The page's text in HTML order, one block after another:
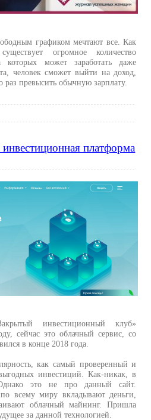
графиком мечтают все. Как
огромное количество
может заработать даже
человек сможет выйти на доход,
раз превысить обычную зарплату.
платформа
инвестиционный клуб»
сейчас это облачный сервис, со
в конце 2018 года.
как самый проверенный и
инвестиций. Как-никак, в
это не про данный сайт.
всему миру вкладывают деньги,
облачный майнинг. Пришла
за данной технологией.